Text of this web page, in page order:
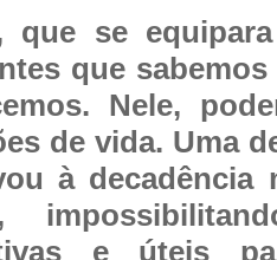
que se
que
Nele,
de vida. Uma
à decadência
e úteis